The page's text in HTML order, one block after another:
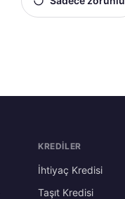
KREDILER
İhtiyaç Kredisi
Taşıt Kredisi